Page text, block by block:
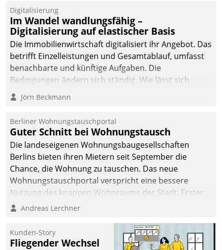
Die monatlichen
Mitteilungen zum
Heizungs- und
Wasserverbrauch gehen
automatisiert, vollständig
und auf Wunsch über
mehrere zuvor
Kommunikationswege bei
Digitalisierung
Im Wandel wandlungsfähig –
Digitalisierung auf elastischer Basis
Die Immobilienwirtschaft digitalisiert ihr Angebot. Das
betrifft Einzelleistungen und Gesamtablauf, umfasst
benachbarte und künftige Aufgaben. Die
Bedingungen ändern sich ständig. Wie lässt sich
technisch die Kontrolle wahren und zugleich Freiraum
fürs Wachsen öffnen?
Jörn Beckmann
Berliner Wohnungstauschportal
Guter Schnitt bei Wohnungstausch
Die landeseigenen Wohnungsbaugesellschaften
Berlins bieten ihren Mietern seit September die
Chance, die Wohnung zu tauschen. Das neue
Wohnungstauschportal verspricht eine bessere
Nutzung des knappen Wohnraums der Stadt. Erster
Anwendungsfall für Datatrains Lösung API-Hub mit
Unternehmen.
Andreas Lerchner
Kunden-Story
Fliegender Wechsel